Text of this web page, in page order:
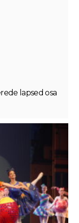
lapsed osa